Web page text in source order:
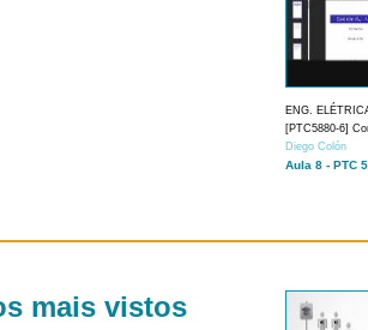
ENG.
[PTC5880-6]
Diego Colón
Aula 8 - PTC
mais vistos